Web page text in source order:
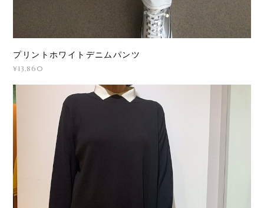
プリントホワイトデニムパンツ
¥13,860